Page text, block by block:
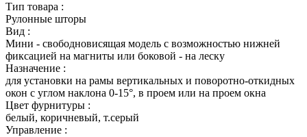
Тип товара :
Рулонные шторы
Вид :
Мини - свободновисящая модель с возможностью нижней
фиксацией на магниты или боковой - на леску
Назначение :
для установки на рамы вертикальных и поворотно-откидных
окон с углом наклона 0-15°, в проем или на проем окна
Цвет фурнитуры :
белый, коричневый, т.серый
Управление :